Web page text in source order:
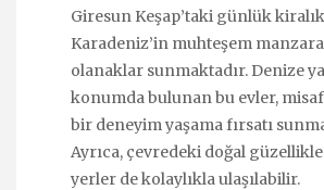
Giresun Keşap’taki günlük
Karadeniz’in muhteşem
olanaklar sunmaktadır. Denize
konumda bulunan bu evler,
bir deneyim yaşama fırsatı
Ayrıca, çevredeki doğal
yerler de kolaylıkla ulaşılabilir.